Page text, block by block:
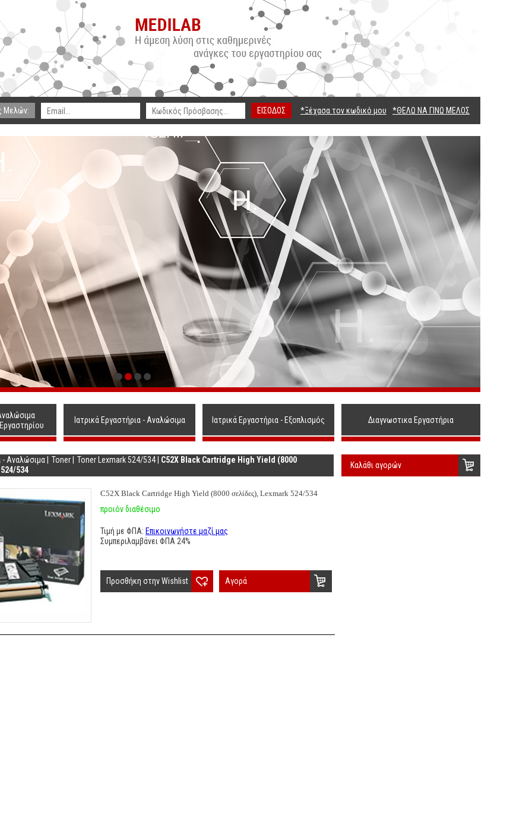
Μελών: ΕΙΣΟΔΟΣ *Ξέχασα τον κωδικό μου *ΘΕΛΩ ΝΑ ΓΙΝΩ ΜΕΛΟΣ
Ιατρικά Εργαστήρια - Αναλώσιμα Ιατρικά Εργαστήρια - Εξοπλισμός Διαγνωστικα Εργαστήρια
- Αναλώσιμα Toner Toner Lexmark 524/534
C52X Black Cartridge High Yield (8000
534
C52X Black Cartridge High Yield (8000 σελίδες), Lexmark 524/534
προιόν διαθέσιμο
Τιμή με ΦΠΑ: Επικοινωνήστε μαζί μας
Συμπεριλαμβάνει ΦΠΑ 24%
Προσθήκη στην Wishlist Αγορά
Καλάθι αγορών